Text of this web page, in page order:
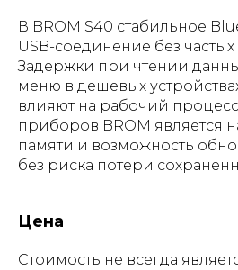
В BROM S40 стабильное
USB-соединение без
Задержки при чтении
меню в дешевых
влияют на рабочий
приборов BROM является
памяти и возможность
без риска потери
Цена
Стоимость не всегда